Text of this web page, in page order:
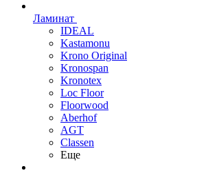
Ламинат
IDEAL
Kastamonu
Krono Original
Kronospan
Kronotex
Loc Floor
Floorwood
Aberhof
AGT
Classen
Еще